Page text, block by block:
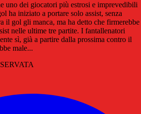
uno dei giocatori più estrosi e imprevedibili
ha iniziato a portare solo assist, senza
il gol gli manca, ma ha detto che firmerebbe
nelle ultime tre partite. I fantallenatori
sì, già a partire dalla prossima contro il
male...